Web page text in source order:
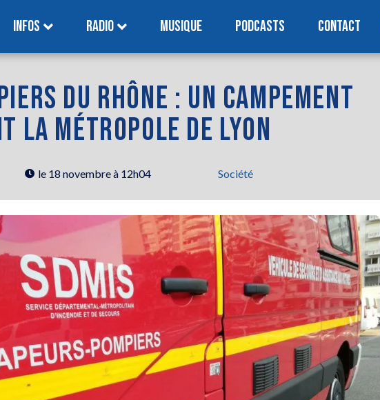
INFOS RADIO MUSIQUE PODCASTS CONTACT
DU RHÔNE : UN CAMPEMENT
LA MÉTROPOLE DE LYON
le 18 novembre à 12h04 Société